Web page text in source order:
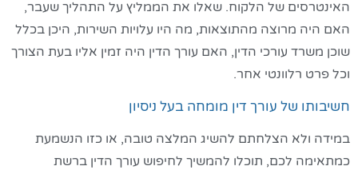
האינטרסים של הלקוח. שאלו את הממליץ על התהליך שעבר,
האם היה מרוצה מהתוצאות, מה היו עלויות השירות, היכן בכלל
שוכן משרד עורכי הדין, האם עורך הדין היה זמין אליו בעת הצורך
וכל פרט רלוונטי אחר.
חשיבותו של עורך דין מומחה בעל ניסיון
במידה ולא הצלחתם להשיג המלצה טובה, או כזו הנשמעת
כמתאימה לכם, תוכלו להמשיך לחיפוש עורך הדין ברשת